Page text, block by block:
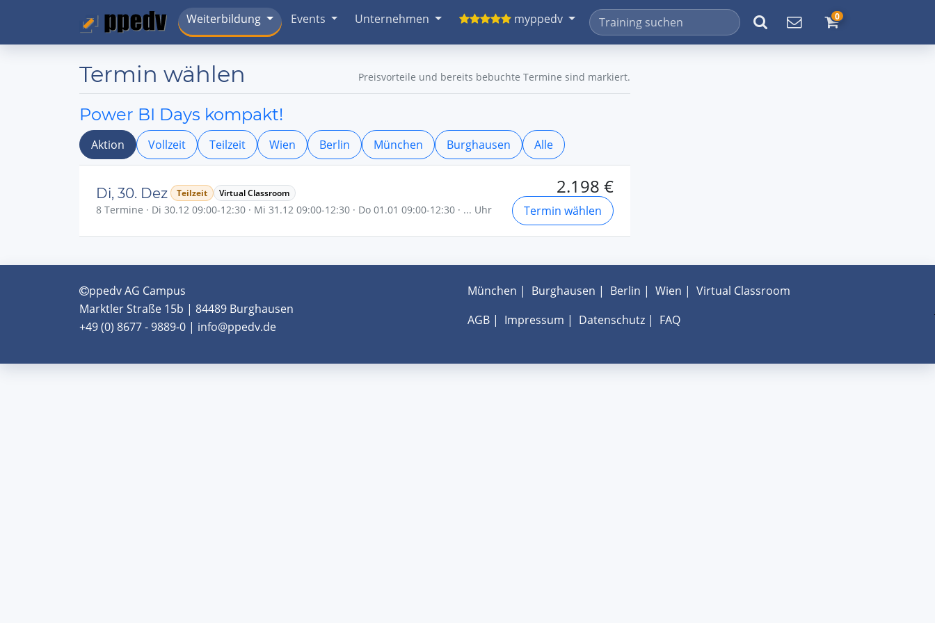
Weiterbildung Events Unternehmen myppedv 0
Termin wählen Preisvorteile und bereits bebuchte Termine sind markiert.
Power BI Days kompakt!
Aktion Vollzeit Teilzeit Wien Berlin München Burghausen Alle
Di, 30. Dez Teilzeit Virtual Classroom
8 Termine · Di 30.12 09:00-12:30 · Mi 31.12 09:00-12:30 · Do 01.01 09:00-12:30 · ... Uhr
2.198 €
Termin wählen
ppedv AG Campus
Marktler Straße 15b | 84489 Burghausen
+49 (0) 8677 - 9889-0 | info@ppedv.de
München | Burghausen | Berlin | Wien | Virtual Classroom
AGB| Impressum | Datenschutz| FAQ